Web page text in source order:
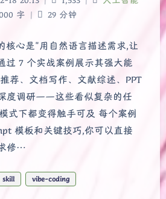
字 | 29 分钟
核心是"用自然语言描述需求,让
过 7 个实战案例展示其强大能
荐、文档写作、文献综述、PPT
度调研——这些看似复杂的任
式下都变得触手可及 每个案例
模板和关键技巧,你可以直接
修…
skill vibe-coding